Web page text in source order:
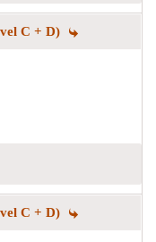
C + D)
C + D)